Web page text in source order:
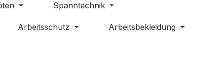
Spanntechnik
Arbeitsschutz Arbeitsbekleidung